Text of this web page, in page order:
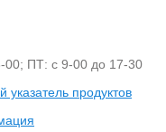
ПТ: с 9-00 до 17-30
указатель продуктов